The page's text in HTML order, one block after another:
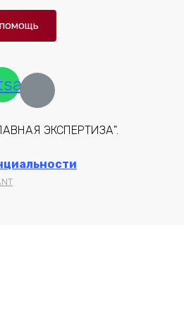
ЭКСПЕРТИЗА".